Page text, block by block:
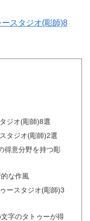
スタジオ(彫師)8
ジオ(彫師)8選
タジオ(彫師)2選
意分野を持つ彫
な作風
ースタジオ(彫師)3
字のタトゥーが得